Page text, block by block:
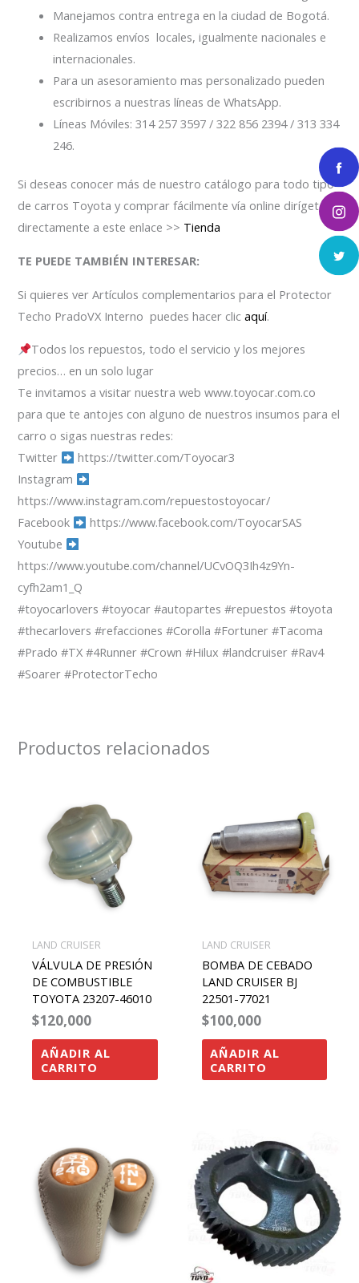
Manejamos contra entrega en la ciudad de Bogotá.
Realizamos envíos locales, igualmente nacionales e
internacionales.
Para un asesoramiento mas personalizado pueden
escribirnos a nuestras líneas de WhatsApp.
Líneas Móviles: 314 257 3597 / 322 856 2394 / 313 334
246.
Si deseas conocer más de nuestro catálogo para todo tipo
de carros Toyota y comprar fácilmente vía online dirígete
directamente a este enlace >> Tienda
TE PUEDE TAMBIÉN INTERESAR:
Si quieres ver Artículos complementarios para el Protector
Techo PradoVX Interno puedes hacer clicaquí.
Todos los repuestos, todo el servicio y los mejores
precios… en un solo lugar
Te invitamos a visitar nuestra web www.toyocar.com.co
para que te antojes con alguno de nuestros insumos para el
carro o sigas nuestras redes:
Twitter
https://twitter.com/Toyocar3
Instagram
https://www.instagram.com/repuestostoyocar/
Facebook
https://www.facebook.com/ToyocarSAS
Youtube
https://www.youtube.com/channel/UCvOQ3Ih4z9Yn-
cyfh2am1_Q
#toyocarlovers #toyocar #autopartes #repuestos #toyota
#thecarlovers #refacciones #Corolla #Fortuner #Tacoma
#Prado #TX #4Runner #Crown #Hilux #landcruiser #Rav4
#Soarer #ProtectorTecho
Productos relacionados
LAND CRUISER
VÁLVULA DE PRESIÓN
DE COMBUSTIBLE
TOYOTA 23207-46010
$120,000
AÑADIR AL
CARRITO
LAND CRUISER
BOMBA DE CEBADO
LAND CRUISER BJ
22501-77021
$100,000
AÑADIR AL
CARRITO